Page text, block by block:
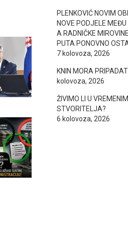
PLENKOVIĆ NOVIM
NOVE PODJELE
A RADNIČKE
PUTA PONOVNO
7 kolovoza, 2026
KNIN MORA
kolovoza, 2026
ŽIVIMO LI U
STVORITELJA?
6 kolovoza, 2026